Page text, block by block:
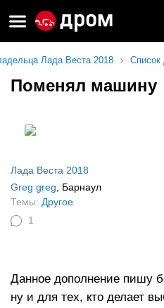
Лада Веста 2018 Список
Поменял машину
Лада Веста 2018
Greg greg , Барнаул
Темы: Другое
1
Данное дополнение пишу
ну и для тех, кто делает